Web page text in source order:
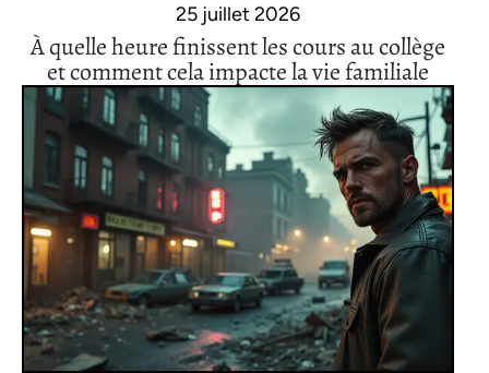
25 juillet 2026
À quelle heure finissent les cours au collège
et comment cela impacte la vie familiale